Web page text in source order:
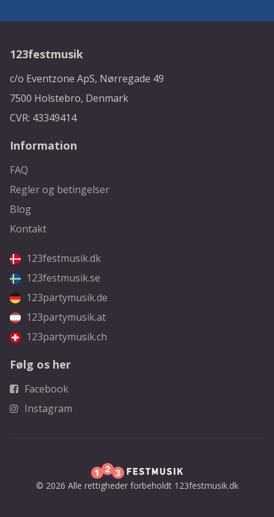
123festmusik
c/o Eventzone ApS, Nørregade 49
7500 Holstebro, Denmark
CVR: 43349414
Information
FAQ
Regler og betingelser
Blog
Kontakt
123festmusik.dk
123festmusik.se
123partymusik.de
123partymusik.at
123partymusik.ch
Følg os her
Facebook
Instagram
© 2026 Alle rettigheder forbeholdt 123festmusik.dk